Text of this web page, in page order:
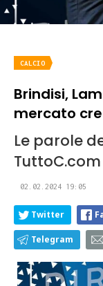
CALCIO
Brindisi,
mercato
Le parole
TuttoC.com
02.02.2024 19:05
Twitter
Telegram